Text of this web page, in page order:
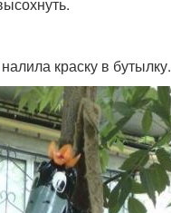
краску в бутылку.